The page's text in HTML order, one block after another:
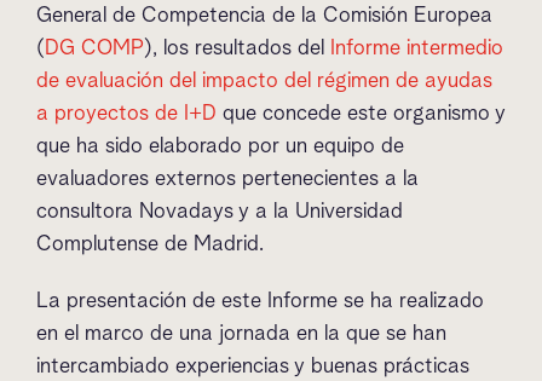
General de Competencia de la Comisión Europea
(DG COMP), los resultados del Informe intermedio
de evaluación del impacto del régimen de ayudas
a proyectos de I+D que concede este organismo y
que ha sido elaborado por un equipo de
evaluadores externos pertenecientes a la
consultora Novadays y a la Universidad
Complutense de Madrid.
La presentación de este Informe se ha realizado
en el marco de una jornada en la que se han
intercambiado experiencias y buenas prácticas